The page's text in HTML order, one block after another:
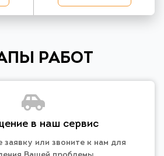
РАБОТ
в наш сервис
заявку или звоните к нам для